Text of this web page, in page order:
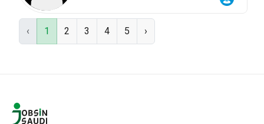
‹ 1 2 3 4 5 ›